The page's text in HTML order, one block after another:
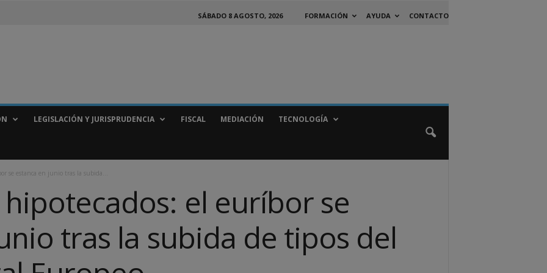
SÁBADO 8 AGOSTO, 2026 FORMACIÓN AYUDA CONTACTO
LEGISLACIÓN Y JURISPRUDENCIA FISCAL MEDIACIÓN TECNOLOGÍA
se estanca en junio tras la subida...
hipotecados: el euríbor se
tras la subida de tipos del